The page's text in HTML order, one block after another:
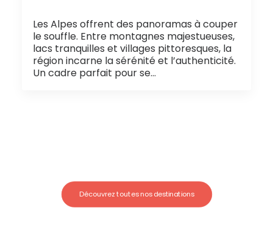
Les Alpes offrent des panoramas à couper
le souffle. Entre montagnes majestueuses,
lacs tranquilles et villages pittoresques, la
région incarne la sérénité et l’authenticité.
Un cadre parfait pour se…
Découvrez toutes nos destinations